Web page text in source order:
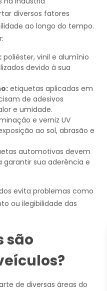
diversos fatores
ao longo do tempo.
poliéster, vinil e alumínio
devido à sua
etiquetas aplicadas em
de adesivos
e umidade.
e verniz UV
ao sol, abrasão e
automotivas devem
garantir sua aderência e
evita problemas como
ou ilegibilidade das
são
de diversas áreas do